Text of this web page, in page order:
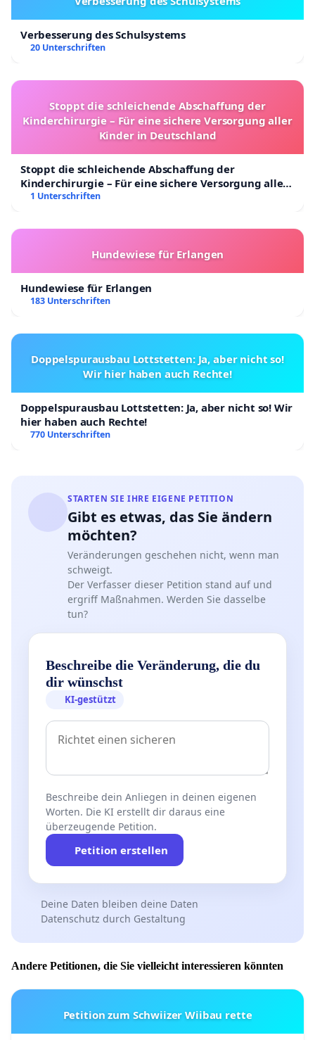
Verbesserung des Schulsystems
20 Unterschriften
Stoppt die schleichende Abschaffung der
Kinderchirurgie – Für eine sichere Versorgung aller
Kinder in Deutschland
Stoppt die schleichende Abschaffung der
Kinderchirurgie – Für eine sichere Versorgung aller
Kinder in Deutschland
1 Unterschriften
Hundewiese für Erlangen
Hundewiese für Erlangen
183 Unterschriften
Doppelspurausbau Lottstetten: Ja, aber nicht so!
Wir hier haben auch Rechte!
Doppelspurausbau Lottstetten: Ja, aber nicht so! Wir
hier haben auch Rechte!
770 Unterschriften
STARTEN SIE IHRE EIGENE PETITION
Gibt es etwas, das Sie ändern
möchten?
Veränderungen geschehen nicht, wenn man
schweigt.
Der Verfasser dieser Petition stand auf und
ergriff Maßnahmen. Werden Sie dasselbe
tun?
Beschreibe die Veränderung, die du
dir wünschst
KI-gestützt
Beschreibe dein Anliegen in deinen eigenen
Worten. Die KI erstellt dir daraus eine
überzeugende Petition.
Petition erstellen
Deine Daten bleiben deine Daten
Datenschutz durch Gestaltung
Andere Petitionen, die Sie vielleicht interessieren könnten
Petition zum Schwiizer Wiibau rette